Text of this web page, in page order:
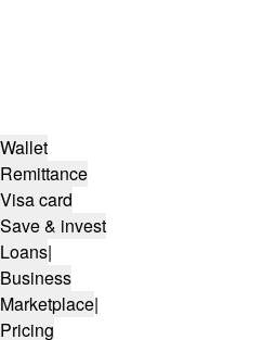
Wallet
Remittance
Visa card
Save & invest
Loans|
Business
Marketplace|
Pricing